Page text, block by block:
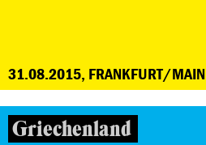
31.08.2015, FRANKFURT/MAIN
Griechenland